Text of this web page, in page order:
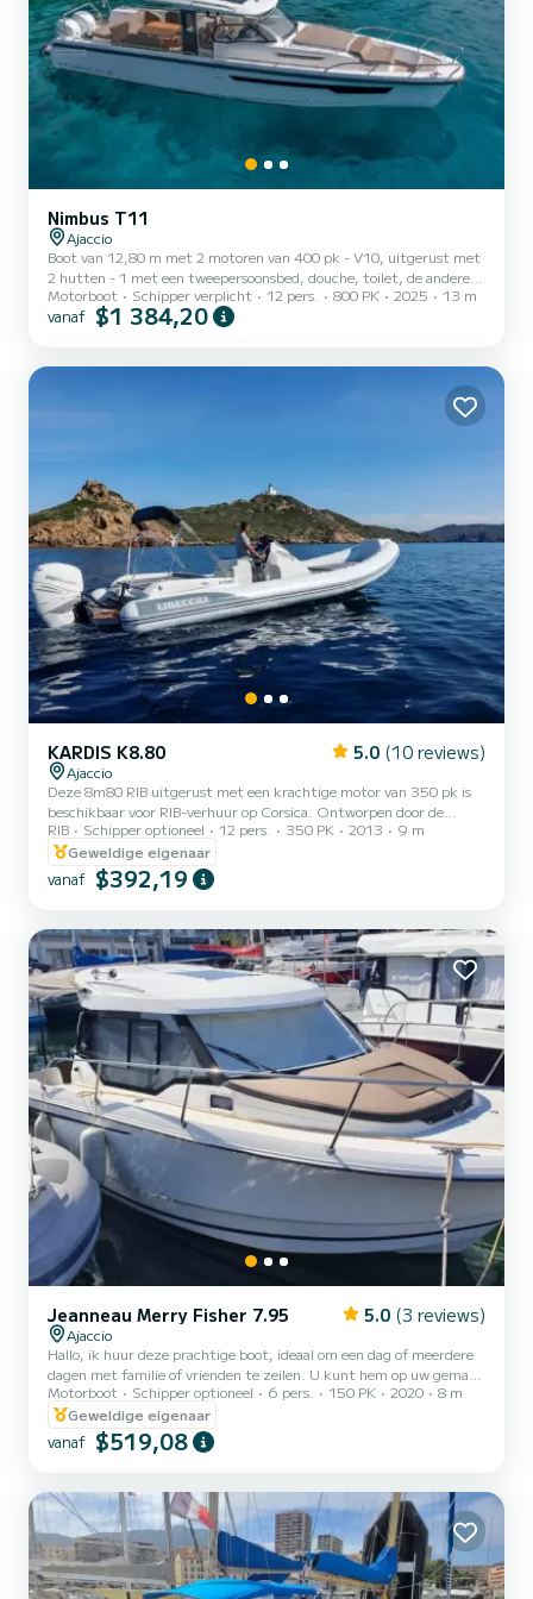
Nimbus T11
Ajaccio
Boot van 12,80 m met 2 motoren van 400 pk - V10, uitgerust met
2 hutten - 1 met een tweepersoonsbed, douche, toilet, de andere in
een aparte ruimte met 2 matrassen naast elkaar. De boot is
voorzien van 3 koelkasten, 1 keramische kookplaat en 1 gootsteen,
Motorboot Schipper verplicht 12 pers. 800 PK 2025 13 m
vanaf $1 384,20
KARDIS K8.80 5.0 (10 reviews)
Ajaccio
Deze 8m80 RIB uitgerust met een krachtige motor van 350 pk is
beschikbaar voor RIB-verhuur op Corsica. Ontworpen door de
Italiaanse fabriek Kardis waar elke romp, elk detail met de hand
wordt afgewerkt en rigoureus wordt gecontroleerd. Het biedt
prachtige voor- en achterzon ligstoelen, een comfortabele zitbank
en een zonnescherm. Al deze uitrusting maakt het een ideale semi-
14 personen zonder schipper of 12 personen met schipper in...
RIB Schipper optioneel 12 pers. 350 PK 2013
9 m
Geweldige eigenaar
vanaf $392,19
Jeanneau Merry Fisher 7.95 5.0 (3 reviews)
Ajaccio
Hallo, ik huur deze prachtige boot, ideaal om een dag of meerdere
dagen met familie of vrienden te zeilen. U kunt hem op uw gemak
huren of als schipper. Voor meer informatie kunt u contact met mij
opnemen via e-mail Jean Baptiste
Motorboot Schipper optioneel 6 pers. 150 PK 2020
8 m
Geweldige eigenaar
vanaf $519,08